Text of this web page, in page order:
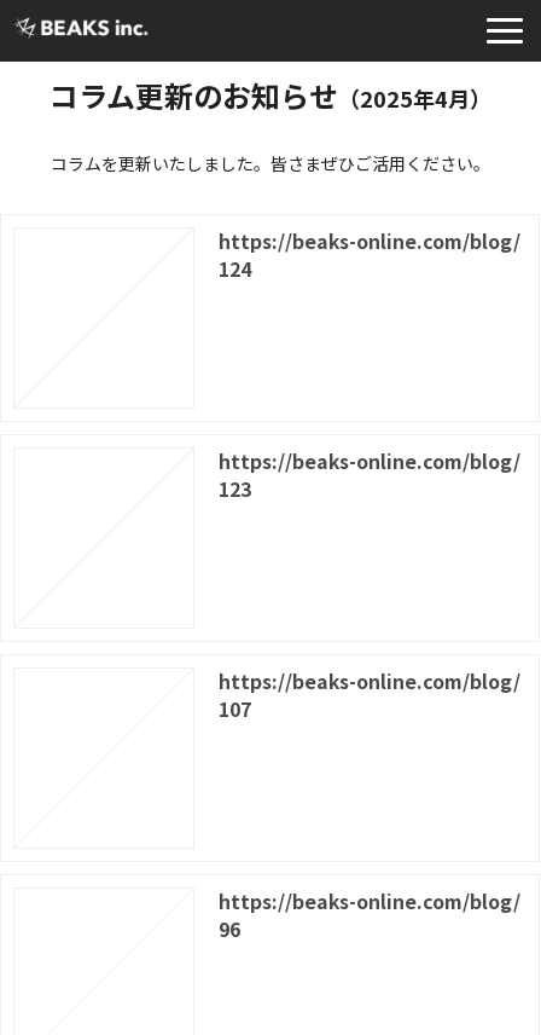
TOP
実績・導入事例
コラム
コラム更新のお知らせ （2025年4月）
コラムを更新いたしました。皆さまぜひご活用ください。
https://beaks-online.com/blog/
124
https://beaks-online.com/blog/
123
https://beaks-online.com/blog/
107
https://beaks-online.com/blog/
96